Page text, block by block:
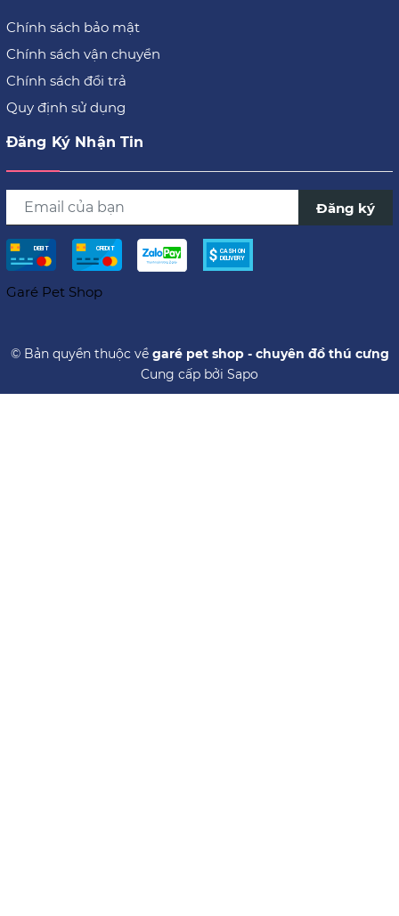
Chính sách bảo mật
Chính sách vận chuyển
Chính sách đổi trả
Quy định sử dụng
Đăng Ký Nhận Tin
Đăng ký
Cung cấp bởiSapo